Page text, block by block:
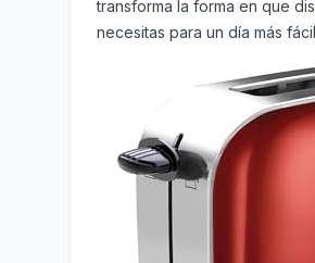
transforma la forma en que
necesitas para un día más